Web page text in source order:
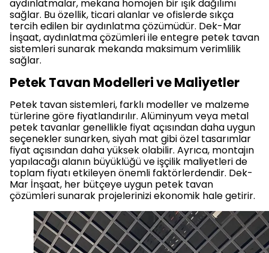
aydınlatmalar, mekana homojen bir ışık dağılımı
sağlar. Bu özellik, ticari alanlar ve ofislerde sıkça
tercih edilen bir aydınlatma çözümüdür. Dek-Mar
İnşaat, aydınlatma çözümleri ile entegre petek tavan
sistemleri sunarak mekanda maksimum verimlilik
sağlar.
Petek Tavan Modelleri ve Maliyetler
Petek tavan sistemleri, farklı modeller ve malzeme
türlerine göre fiyatlandırılır. Alüminyum veya metal
petek tavanlar genellikle fiyat açısından daha uygun
seçenekler sunarken, siyah mat gibi özel tasarımlar
fiyat açısından daha yüksek olabilir. Ayrıca, montajın
yapılacağı alanın büyüklüğü ve işçilik maliyetleri de
toplam fiyatı etkileyen önemli faktörlerdendir. Dek-
Mar İnşaat, her bütçeye uygun petek tavan
çözümleri sunarak projelerinizi ekonomik hale getirir.